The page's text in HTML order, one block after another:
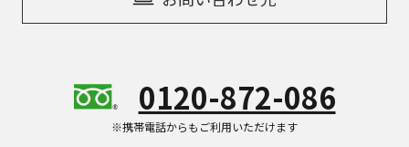
0120-872-086
※携帯電話からもご利用いただけます